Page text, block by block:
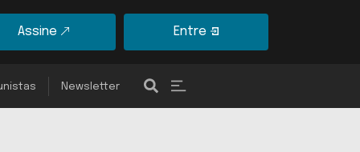
Assine Entre
Newsletter